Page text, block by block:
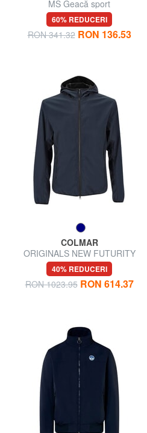
MS Geacă sport
60% REDUCERI
RON 341.32 RON 136.53
COLMAR
ORIGINALS NEW FUTURITY
Sacou
40% REDUCERI
RON 1023.95 RON 614.37